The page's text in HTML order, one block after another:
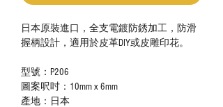
日本原裝進口，全支電鍍防銹加工，防滑
握柄設計，適用於皮革DIY或皮雕印花。
型號：P206
圖案呎吋：10mm x 6mm
產地：日本